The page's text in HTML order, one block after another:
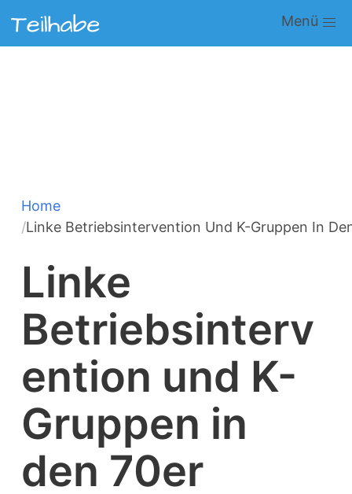
zum
Main
navigation
Pfadnavigation
Home
Linke Betriebsintervention Und K-Gruppen In
Linke
Betriebsinterv
ention und K-
Gruppen in
den 70er